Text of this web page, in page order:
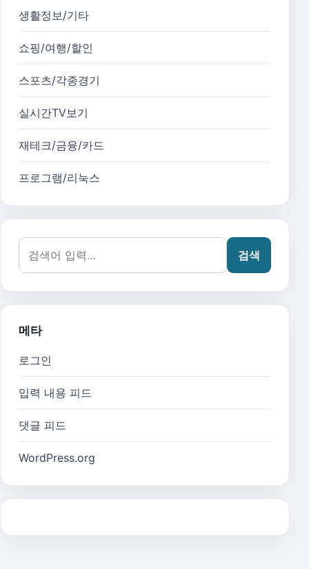
생활정보/기타
쇼핑/여행/할인
스포츠/각종경기
실시간TV보기
재테크/금융/카드
프로그램/리눅스
검색어:
검색
메타
로그인
입력 내용 피드
댓글 피드
WordPress.org